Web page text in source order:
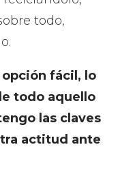
todo,
fácil, lo
todo aquello
las claves
actitud ante